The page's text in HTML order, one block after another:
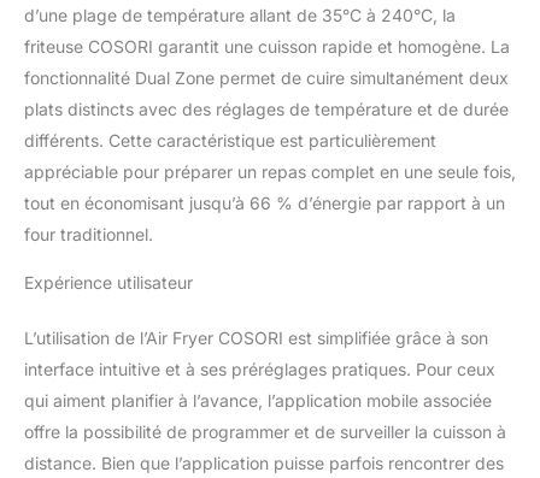
délicieux prêts en un rien
de temps ! *Test réalisé
avec des saucisses,
comparé à un four
traditionnel. Les résultats
peuvent varier. 𝐉𝐮𝐬𝐪𝐮’𝐚̀ 𝟗𝟓
% 𝐝’𝐡𝐮𝐢𝐥𝐞 𝐞𝐧 𝐦𝐨𝐢𝐧𝐬 :
savourez des plats
croustillants et
peu ou pas d’ajout de
matière grasse. 𝐋𝐞𝐬
𝐟𝐨𝐧𝐜𝐭𝐢𝐨𝐧𝐬 𝐝𝐞 𝐜𝐮𝐢𝐬𝐬𝐨𝐧
𝐩𝐫𝐞́𝐞𝐧𝐫𝐞𝐠𝐢𝐬𝐭𝐫𝐞́𝐬 : les 5
programmes disponibles
— air fryer, rôtir, griller,
d’une plage de température allant de 35°C à 240°C, la
friteuse COSORI garantit une cuisson rapide et homogène. La
fonctionnalité Dual Zone permet de cuire simultanément deux
plats distincts avec des réglages de température et de durée
différents. Cette caractéristique est particulièrement
appréciable pour préparer un repas complet en une seule fois,
tout en économisant jusqu’à 66 % d’énergie par rapport à un
four traditionnel.
Expérience utilisateur
L’utilisation de l’Air Fryer COSORI est simplifiée grâce à son
interface intuitive et à ses préréglages pratiques. Pour ceux
qui aiment planifier à l’avance, l’application mobile associée
offre la possibilité de programmer et de surveiller la cuisson à
distance. Bien que l’application puisse parfois rencontrer des